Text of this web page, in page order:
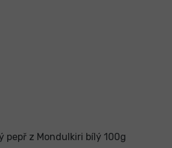
pepř z Mondulkiri bílý 100g